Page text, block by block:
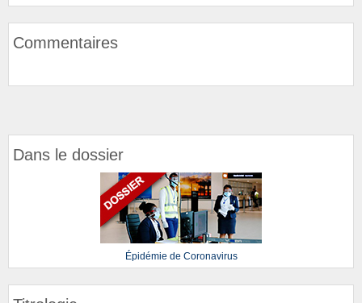
Commentaires
Dans le dossier
Épidémie de Coronavirus